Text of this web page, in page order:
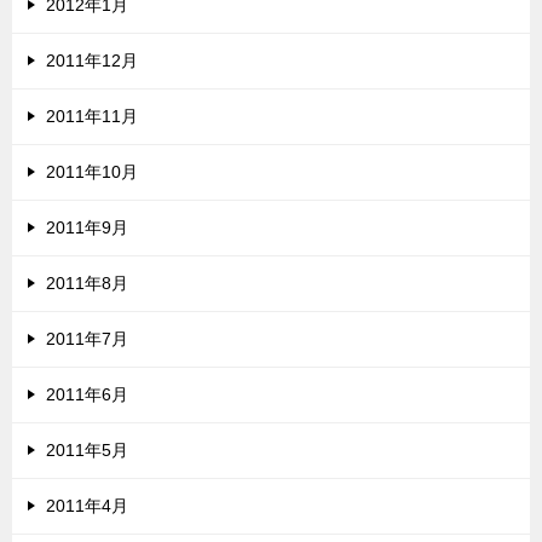
2012年1月
2011年12月
2011年11月
2011年10月
2011年9月
2011年8月
2011年7月
2011年6月
2011年5月
2011年4月